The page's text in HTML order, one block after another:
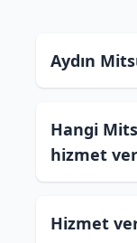
Aydın
Hangi
hizmet
Hizmet